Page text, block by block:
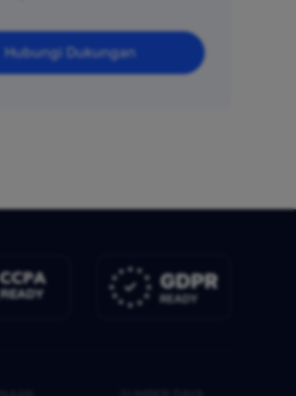
Hubungi Dukungan